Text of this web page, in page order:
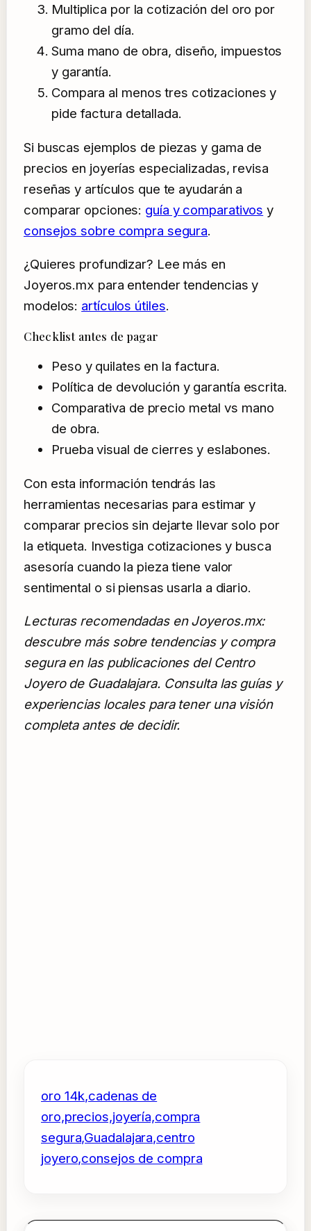
Multiplica por la cotización del oro por
gramo del día.
Suma mano de obra, diseño, impuestos
y garantía.
Compara al menos tres cotizaciones y
pide factura detallada.
Si buscas ejemplos de piezas y gama de
precios en joyerías especializadas, revisa
reseñas y artículos que te ayudarán a
comparar opciones: guía y comparativos y
consejos sobre compra segura.
¿Quieres profundizar? Lee más en
Joyeros.mx para entender tendencias y
modelos: artículos útiles.
Checklist antes de pagar
Peso y quilates en la factura.
Política de devolución y garantía escrita.
Comparativa de precio metal vs mano
de obra.
Prueba visual de cierres y eslabones.
Con esta información tendrás las
herramientas necesarias para estimar y
comparar precios sin dejarte llevar solo por
la etiqueta. Investiga cotizaciones y busca
asesoría cuando la pieza tiene valor
sentimental o si piensas usarla a diario.
Lecturas recomendadas en Joyeros.mx:
descubre más sobre tendencias y compra
segura en las publicaciones del Centro
Joyero de Guadalajara. Consulta las guías y
experiencias locales para tener una visión
completa antes de decidir.
oro 14k,cadenas de
oro,precios,joyería,compra
segura,Guadalajara,centro
joyero,consejos de compra